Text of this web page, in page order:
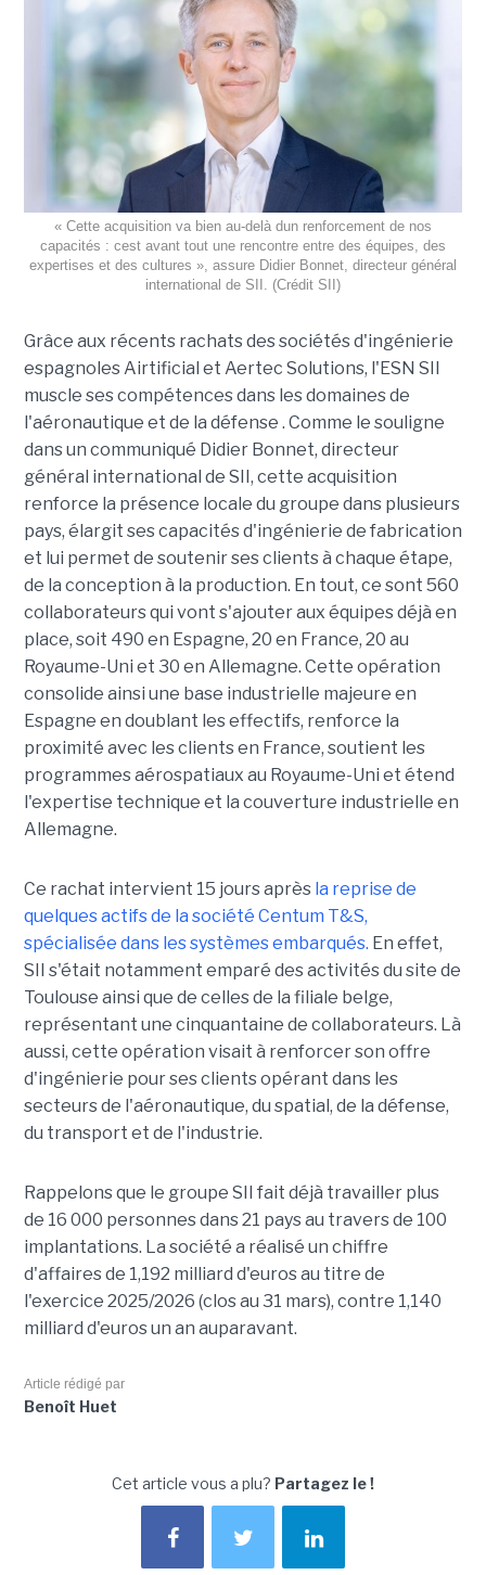
« Cette acquisition va bien au-delà dun renforcement de nos
capacités : cest avant tout une rencontre entre des équipes, des
expertises et des cultures », assure Didier Bonnet, directeur général
international de SII. (Crédit SII)
Grâce aux récents rachats des sociétés d'ingénierie
espagnoles Airtificial et Aertec Solutions, l'ESN SII
muscle ses compétences dans les domaines de
l'aéronautique et de la défense . Comme le souligne
dans un communiqué Didier Bonnet, directeur
général international de SII, cette acquisition
renforce la présence locale du groupe dans plusieurs
pays, élargit ses capacités d'ingénierie de fabrication
et lui permet de soutenir ses clients à chaque étape,
de la conception à la production. En tout, ce sont 560
collaborateurs qui vont s'ajouter aux équipes déjà en
place, soit 490 en Espagne, 20 en France, 20 au
Royaume-Uni et 30 en Allemagne. Cette opération
consolide ainsi une base industrielle majeure en
Espagne en doublant les effectifs, renforce la
proximité avec les clients en France, soutient les
programmes aérospatiaux au Royaume-Uni et étend
l'expertise technique et la couverture industrielle en
Allemagne.
Ce rachat intervient 15 jours après la reprise de
quelques actifs de la société Centum T&S,
spécialisée dans les systèmes embarqués. En effet,
SII s'était notamment emparé des activités du site de
Toulouse ainsi que de celles de la filiale belge,
représentant une cinquantaine de collaborateurs. Là
aussi, cette opération visait à renforcer son offre
d'ingénierie pour ses clients opérant dans les
secteurs de l'aéronautique, du spatial, de la défense,
du transport et de l'industrie.
Rappelons que le groupe SII fait déjà travailler plus
de 16 000 personnes dans 21 pays au travers de 100
implantations. La société a réalisé un chiffre
d'affaires de 1,192 milliard d'euros au titre de
l'exercice 2025/2026 (clos au 31 mars), contre 1,140
milliard d'euros un an auparavant.
Article rédigé par
Benoît Huet
Cet article vous a plu? Partagez le !